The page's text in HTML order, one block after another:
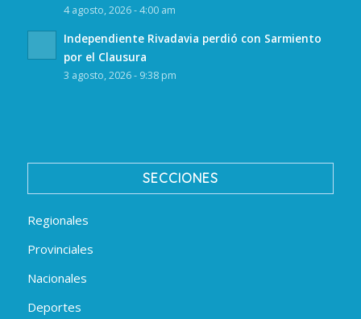
4 agosto, 2026 - 4:00 am
Independiente Rivadavia perdió con Sarmiento
por el Clausura
3 agosto, 2026 - 9:38 pm
SECCIONES
Regionales
Provinciales
Nacionales
Deportes